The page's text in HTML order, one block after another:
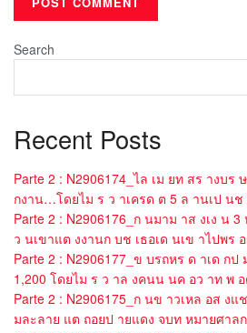
Search
Recent Posts
Parte 2 : N2906174_ไล เม ยท สร างบร
กงาน…โดยไม ร ว าเครด ต 5 ล านเป นช
Parte 2 : N2906176_ก นมาม าส งเง น
ว นเขาแต งงานก บช เธอเด นเข าไปพร
Parte 2 : N2906177_ข บรถหร ด าเด กป
1,200 โดยไม ร ว าล งคนน นค อว าท พ อ
Parte 2 : N2906175_ก นข าวเหล อส ง
มละลาย แต ถอยป ายแดง จบท หมายศาล